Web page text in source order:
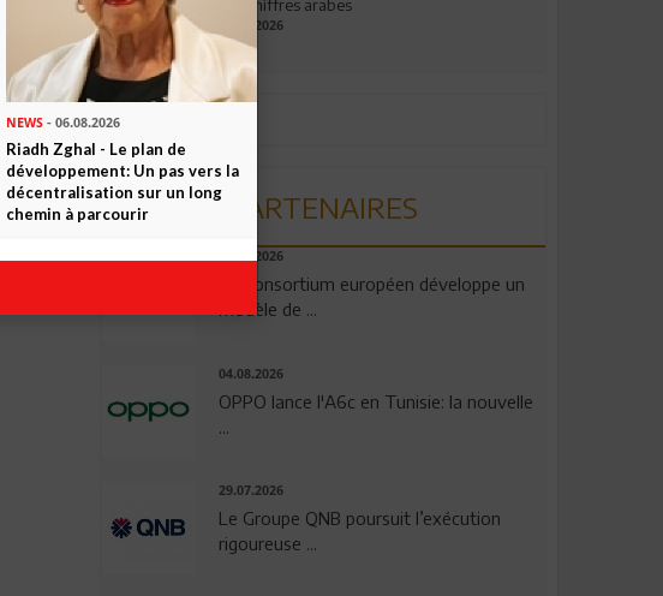
aux chiffres arabes
09.07.2026
PARTENAIRES
06.08.2026
Un consortium européen développe un
modèle de ...
04.08.2026
OPPO lance l'A6c en Tunisie: la nouvelle
29.07.2026
Le Groupe QNB poursuit l’exécution
rigoureuse ...
NEWS- 06.08.2026
Riadh Zghal - Le plan de
développement: Un pas vers la
décentralisation sur un long
chemin à parcourir